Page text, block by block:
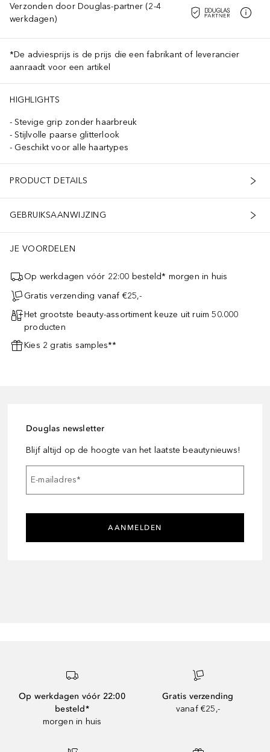
Verzonden door Douglas-partner (2-4
werkdagen)
*De adviesprijs is de prijs die een fabrikant of leverancier
aanraadt voor een artikel
HIGHLIGHTS
Stevige grip zonder haarbreuk
Stijlvolle paarse glitterlook
Geschikt voor alle haartypes
PRODUCT DETAILS
GEBRUIKSAANWIJZING
JE VOORDELEN
Op werkdagen vóór 22:00 besteld* morgen in huis
Gratis verzending vanaf €25,-
Het grootste beauty-assortiment keuze uit ruim 50.000
producten
Kies 2 gratis samples**
Douglas newsletter
Blijf altijd op de hoogte van het laatste beautynieuws!
E-mailadres*
AANMELDEN
Op werkdagen vóór 22:00
besteld*
morgen in huis
Gratis verzending
vanaf €25,-